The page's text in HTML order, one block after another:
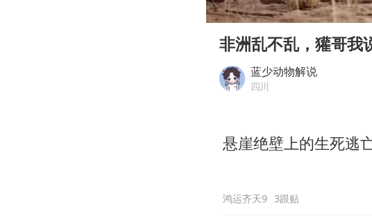
13岁少
外交部
22岁女
Play
00:00
非洲乱不乱，獾哥我
蓝少动物解说
四川
悬崖绝壁上的生死逃
鸿运齐天9 3跟贴